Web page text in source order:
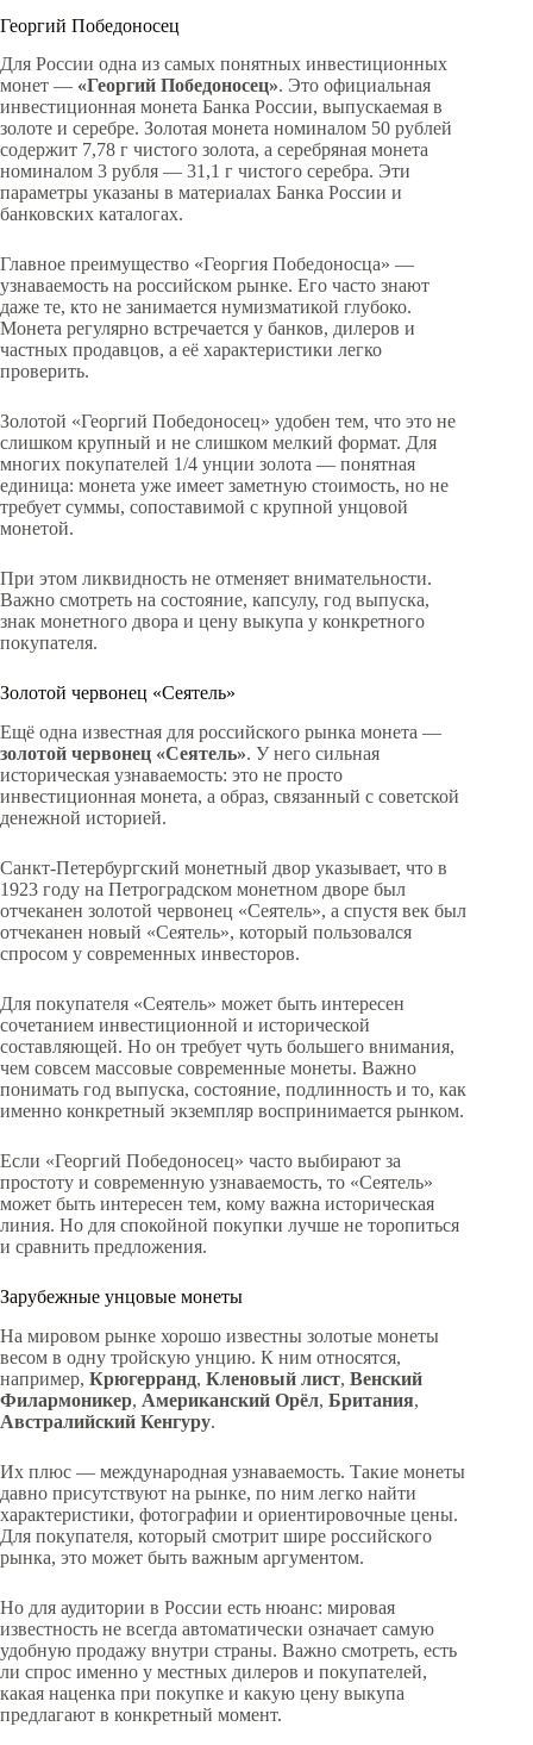
Георгий Победоносец
Для России одна из самых понятных инвестиционных
монет — «Георгий Победоносец». Это официальная
инвестиционная монета Банка России, выпускаемая в
золоте и серебре. Золотая монета номиналом 50 рублей
содержит 7,78 г чистого золота, а серебряная монета
номиналом 3 рубля — 31,1 г чистого серебра. Эти
параметры указаны в материалах Банка России и
банковских каталогах.
Главное преимущество «Георгия Победоносца» —
узнаваемость на российском рынке. Его часто знают
даже те, кто не занимается нумизматикой глубоко.
Монета регулярно встречается у банков, дилеров и
частных продавцов, а её характеристики легко
проверить.
Золотой «Георгий Победоносец» удобен тем, что это не
слишком крупный и не слишком мелкий формат. Для
многих покупателей 1/4 унции золота — понятная
единица: монета уже имеет заметную стоимость, но не
требует суммы, сопоставимой с крупной унцовой
монетой.
При этом ликвидность не отменяет внимательности.
Важно смотреть на состояние, капсулу, год выпуска,
знак монетного двора и цену выкупа у конкретного
покупателя.
Золотой червонец «Сеятель»
Ещё одна известная для российского рынка монета —
золотой червонец «Сеятель». У него сильная
историческая узнаваемость: это не просто
инвестиционная монета, а образ, связанный с советской
денежной историей.
Санкт-Петербургский монетный двор указывает, что в
1923 году на Петроградском монетном дворе был
отчеканен золотой червонец «Сеятель», а спустя век был
отчеканен новый «Сеятель», который пользовался
спросом у современных инвесторов.
Для покупателя «Сеятель» может быть интересен
сочетанием инвестиционной и исторической
составляющей. Но он требует чуть большего внимания,
чем совсем массовые современные монеты. Важно
понимать год выпуска, состояние, подлинность и то, как
именно конкретный экземпляр воспринимается рынком.
Если «Георгий Победоносец» часто выбирают за
простоту и современную узнаваемость, то «Сеятель»
может быть интересен тем, кому важна историческая
линия. Но для спокойной покупки лучше не торопиться
и сравнить предложения.
Зарубежные унцовые монеты
На мировом рынке хорошо известны золотые монеты
весом в одну тройскую унцию. К ним относятся,
например, Крюгерранд, Кленовый лист, Венский
Филармоникер, Американский Орёл, Британия,
Австралийский Кенгуру.
Их плюс — международная узнаваемость. Такие монеты
давно присутствуют на рынке, по ним легко найти
характеристики, фотографии и ориентировочные цены.
Для покупателя, который смотрит шире российского
рынка, это может быть важным аргументом.
Но для аудитории в России есть нюанс: мировая
известность не всегда автоматически означает самую
удобную продажу внутри страны. Важно смотреть, есть
ли спрос именно у местных дилеров и покупателей,
какая наценка при покупке и какую цену выкупа
предлагают в конкретный момент.